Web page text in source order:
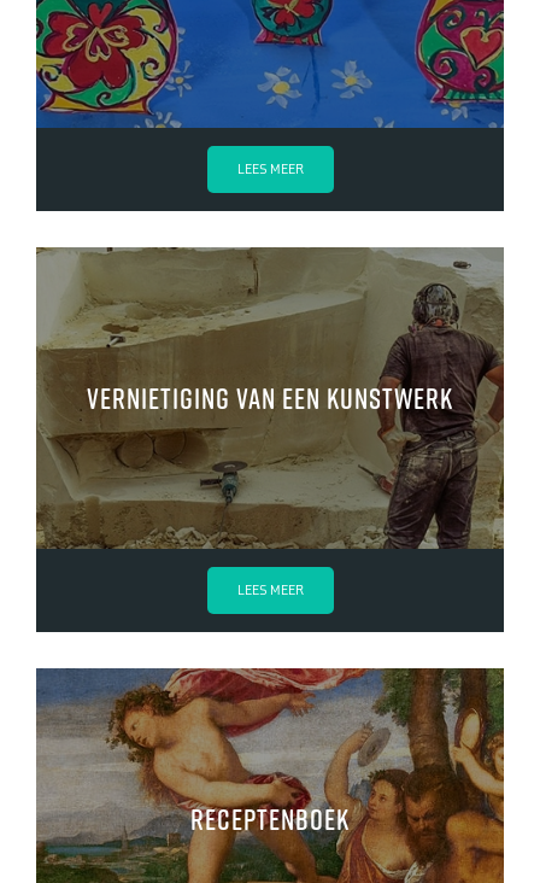
LEES MEER
Vernietiging van een kunstwerk
LEES MEER
Receptenboek